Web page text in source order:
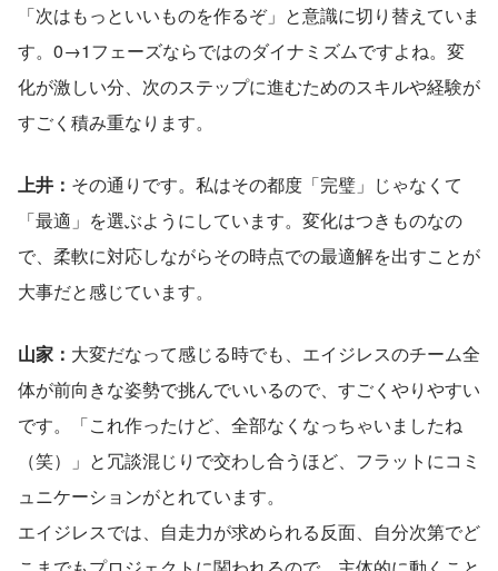
「次はもっといいものを作るぞ」と意識に切り替えていま
す。0→1フェーズならではのダイナミズムですよね。変
化が激しい分、次のステップに進むためのスキルや経験が
すごく積み重なります。
上井： その通りです。私はその都度「完璧」じゃなくて
「最適」を選ぶようにしています。変化はつきものなの
で、柔軟に対応しながらその時点での最適解を出すことが
大事だと感じています。
山家： 大変だなって感じる時でも、エイジレスのチーム全
体が前向きな姿勢で挑んでいいるので、すごくやりやすい
です。「これ作ったけど、全部なくなっちゃいましたね
（笑）」と冗談混じりで交わし合うほど、フラットにコミ
ュニケーションがとれています。
エイジレスでは、自走力が求められる反面、自分次第でど